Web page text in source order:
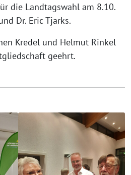
die Landtagswahl am 8.10.
Dr. Eric Tjarks.
Kredel und Helmut Rinkel
geehrt.